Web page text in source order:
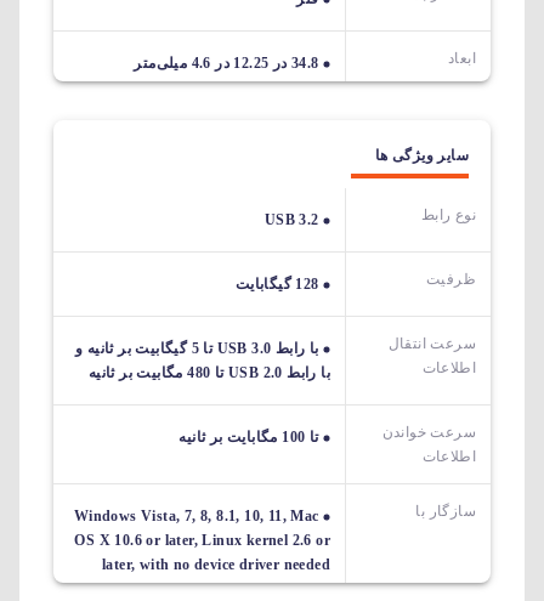
ابعاد 34.8 در 12.25 در 4.6 میلی‌متر
سایر ویژگی ها
نوع رابط USB 3.2
ظرفیت 128 گیگابایت
سرعت انتقال
اطلاعات
با رابط USB 3.0 تا 5 گیگابیت بر ثانیه و
با رابط USB 2.0 تا 480 مگابیت بر ثانیه
سرعت خواندن
اطلاعات
تا 100 مگابایت بر ثانیه
سازگار با
Windows Vista, 7, 8, 8.1, 10, 11, Mac
OS X 10.6 or later, Linux kernel 2.6 or
later, with no device driver needed